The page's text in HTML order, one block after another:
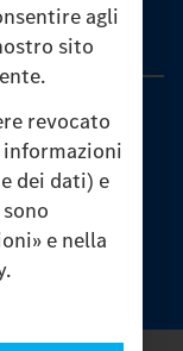
agli
sito
revocato
dei dati) e
e nella